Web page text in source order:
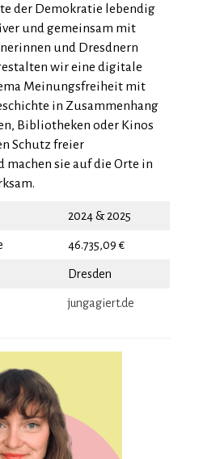
der Demokratie lebendig
und gemeinsam mit
und Dresdnern
wir eine digitale
Meinungsfreiheit mit
in Zusammenhang
Bibliotheken oder Kinos
Schutz freier
sie auf die Orte in
2024 & 2025
46.735,09 €
Dresden
jungagiert.de